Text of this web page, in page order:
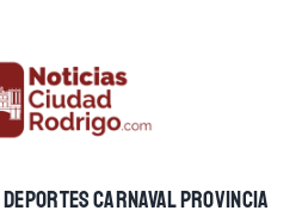
DEPORTESCARNAVALPROVINCIA